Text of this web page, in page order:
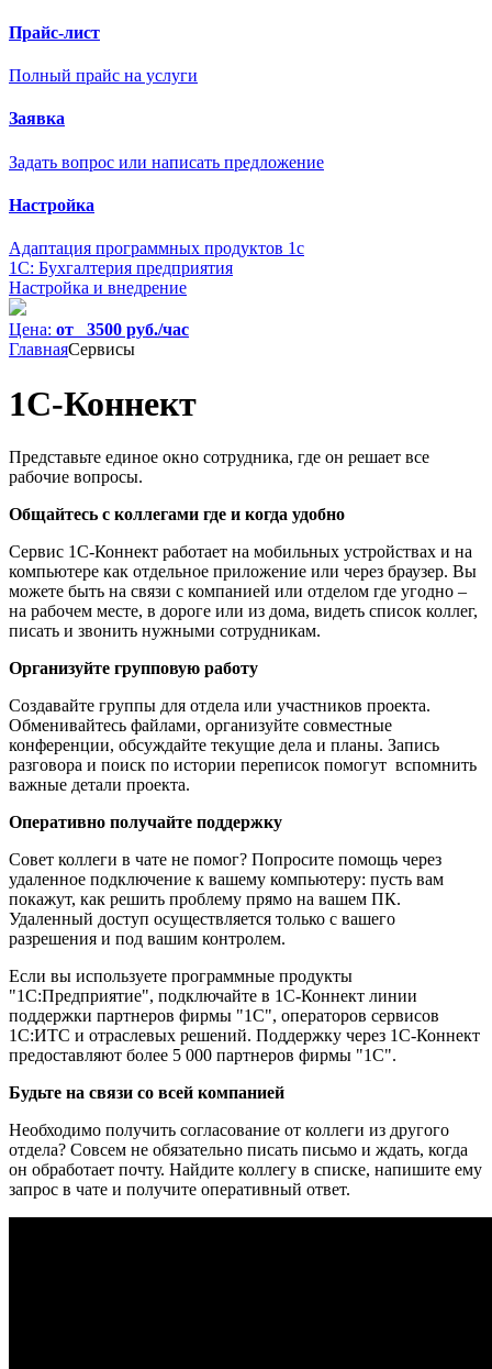
Прайс-лист
Полный прайс на услуги
Заявка
Задать вопрос или написать предложение
Настройка
Адаптация программных продуктов 1с
1С: Бухгалтерия предприятия
Настройка и внедрение
Цена: от 3500 руб./час
ГлавнаяСервисы
1С-Коннект
Представьте единое окно сотрудника, где он решает все
рабочие вопросы.
Общайтесь с коллегами где и когда удобно
Сервис 1С-Коннект работает на мобильных устройствах и на
компьютере как отдельное приложение или через браузер. Вы
можете быть на связи с компанией или отделом где угодно –
на рабочем месте, в дороге или из дома, видеть список коллег,
писать и звонить нужными сотрудникам.
Организуйте групповую работу
Создавайте группы для отдела или участников проекта.
Обменивайтесь файлами, организуйте совместные
конференции, обсуждайте текущие дела и планы. Запись
разговора и поиск по истории переписок помогут вспомнить
важные детали проекта.
Оперативно получайте поддержку
Совет коллеги в чате не помог? Попросите помощь через
удаленное подключение к вашему компьютеру: пусть вам
покажут, как решить проблему прямо на вашем ПК.
Удаленный доступ осуществляется только с вашего
разрешения и под вашим контролем.
Если вы используете программные продукты
"1С:Предприятие", подключайте в 1С-Коннект линии
поддержки партнеров фирмы "1С", операторов сервисов
1С:ИТС и отраслевых решений. Поддержку через 1С-Коннект
предоставляют более 5 000 партнеров фирмы "1С".
Будьте на связи со всей компанией
Необходимо получить согласование от коллеги из другого
отдела? Совсем не обязательно писать письмо и ждать, когда
он обработает почту. Найдите коллегу в списке, напишите ему
запрос в чате и получите оперативный ответ.